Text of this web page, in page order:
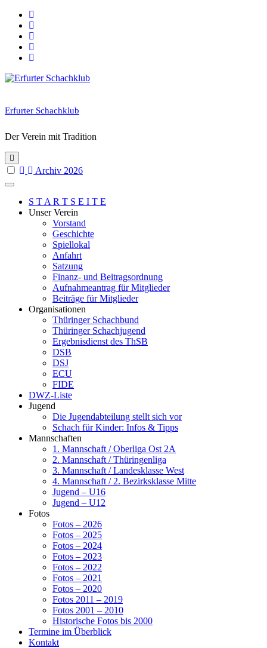
Skip
content
Erfurter Schachklub
Der Verein mit Tradition
Archiv 2026
S T A R T S E I T E
Unser Verein
Vorstand
Geschichte
Spiellokal
Anfahrt
Satzung
Finanz- und Beitragsordnung
Aufnahmeantrag für Mitglieder
Beiträge für Mitglieder
Organisationen
Thüringer Schachbund
Thüringer Schachjugend
Ergebnisdienst des ThSB
DSB
DSJ
ECU
FIDE
DWZ-Liste
Jugend
Die Jugendabteilung stellt sich vor
Schach für Kinder: Infos & Tipps
Mannschaften
1. Mannschaft / Oberliga Ost 2A
2. Mannschaft / Thüringenliga
3. Mannschaft / Landesklasse West
4. Mannschaft / 2. Bezirksklasse Mitte
Jugend – U16
Jugend – U12
Fotos
Fotos – 2026
Fotos – 2025
Fotos – 2024
Fotos – 2023
Fotos – 2022
Fotos – 2021
Fotos – 2020
Fotos 2011 – 2019
Fotos 2001 – 2010
Historische Fotos bis 2000
Termine im Überblick
Kontakt